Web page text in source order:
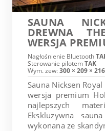
SAUNA
DREWNA
WERSJA
Nagłośnienie Bluetooth
Sterowanie pilotemTAK
Wym. zew:300 × 209 ×
Sauna Nicksen
wersja premium
najlepszych
Ekskluzywna
wykonana ze